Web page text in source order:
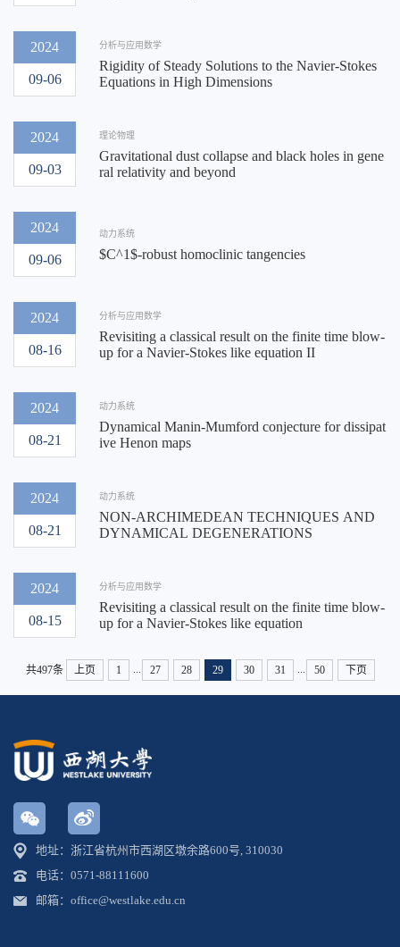
2024
09-06
分析与应用数学
Rigidity of Steady Solutions to the Navier-Stokes
Equations in High Dimensions
2024
09-03
理论物理
Gravitational dust collapse and black holes in gene
ral relativity and beyond
2024
09-06
动力系统
$C^1$-robust homoclinic tangencies
2024
08-16
分析与应用数学
Revisiting a classical result on the finite time blow-
up for a Navier-Stokes like equation II
2024
08-21
动力系统
Dynamical Manin-Mumford conjecture for dissipat
ive Henon maps
2024
08-21
动力系统
NON-ARCHIMEDEAN TECHNIQUES AND
DYNAMICAL DEGENERATIONS
2024
08-15
分析与应用数学
Revisiting a classical result on the finite time blow-
up for a Navier-Stokes like equation
共497条 上页 1 27 28 29 30 31 50 下页
地址：浙江省杭州市西湖区墩余路600号, 310030
电话：0571-88111600
邮箱：office@westlake.edu.cn